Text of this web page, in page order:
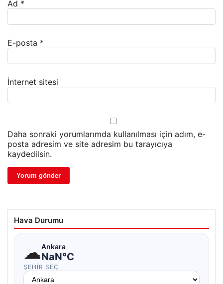
Ad *
E-posta *
İnternet sitesi
Daha sonraki yorumlarımda kullanılması için adım, e-
posta adresim ve site adresim bu tarayıcıya
kaydedilsin.
Hava Durumu
☁Ankara
NaN°C
ŞEHIR SEÇ